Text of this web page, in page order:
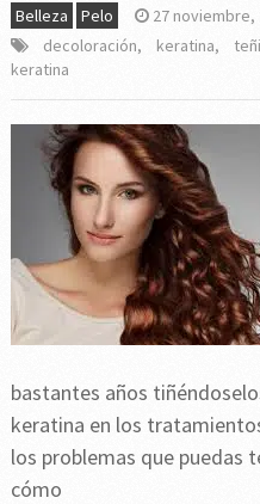
Belleza Pelo 27 noviembre,
decoloración, keratina,
keratina
bastantes años
keratina en los
los problemas que puedas
cómo